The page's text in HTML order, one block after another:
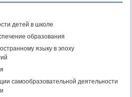
детей в школе
образования
языку в эпоху
самообразовательной деятельности